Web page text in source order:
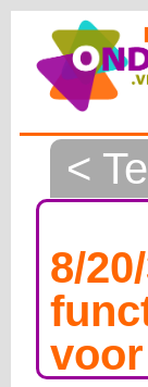
<
8/